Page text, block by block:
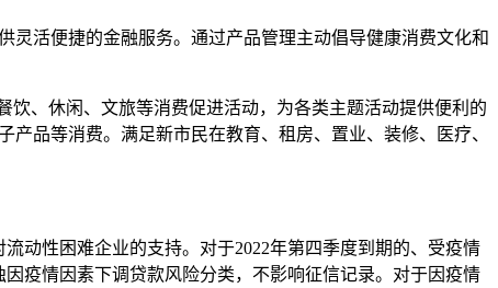
活便捷的金融服务。通过产品管理主动倡导健康消费文化和
、休闲、文旅等消费促进活动，为各类主题活动提供便利的
品等消费。满足新市民在教育、租房、置业、装修、医疗、
动性困难企业的支持。对于2022年第四季度到期的、受疫情
疫情因素下调贷款风险分类，不影响征信记录。对于因疫情